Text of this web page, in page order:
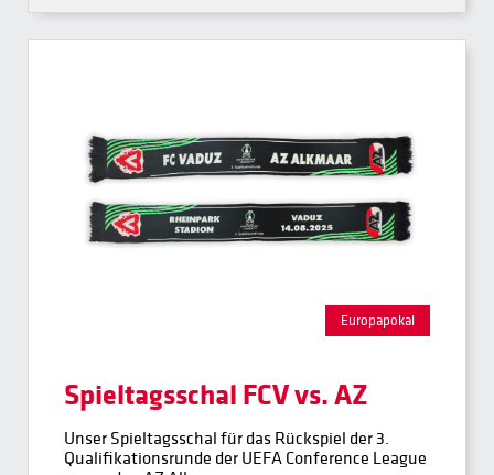
Europapokal
Spieltagsschal FCV vs. AZ
Unser Spieltagsschal für das Rückspiel der 3.
Qualifikationsrunde der UEFA Conference League